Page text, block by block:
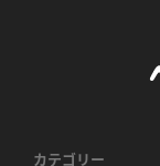
カテゴリー